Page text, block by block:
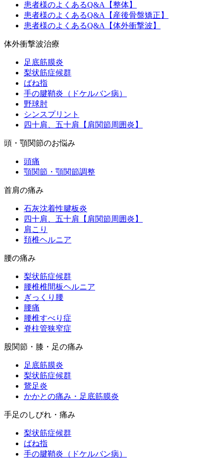
患者様のよくあるQ&A【整体】
患者様のよくあるQ&A【産後骨盤矯正】
患者様のよくあるQ&A【体外衝撃波】
体外衝撃波治療
足底筋膜炎
梨状筋症候群
ばね指
手の腱鞘炎（ドケルバン病）
野球肘
シンスプリント
四十肩、五十肩【肩関節周囲炎】
頭・顎関節のお悩み
頭痛
顎関節・顎関節調整
首肩の痛み
石灰沈着性腱板炎
四十肩、五十肩【肩関節周囲炎】
肩こり
頚椎ヘルニア
腰の痛み
梨状筋症候群
腰椎椎間板ヘルニア
ぎっくり腰
腰痛
腰椎すべり症
脊柱管狭窄症
股関節・膝・足の痛み
足底筋膜炎
梨状筋症候群
鵞足炎
かかとの痛み・足底筋膜炎
手足のしびれ・痛み
梨状筋症候群
ばね指
手の腱鞘炎（ドケルバン病）